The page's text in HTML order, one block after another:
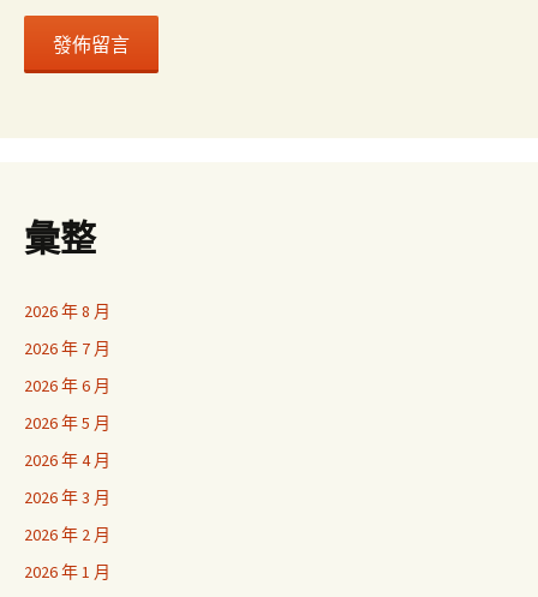
彙整
2026 年 8 月
2026 年 7 月
2026 年 6 月
2026 年 5 月
2026 年 4 月
2026 年 3 月
2026 年 2 月
2026 年 1 月